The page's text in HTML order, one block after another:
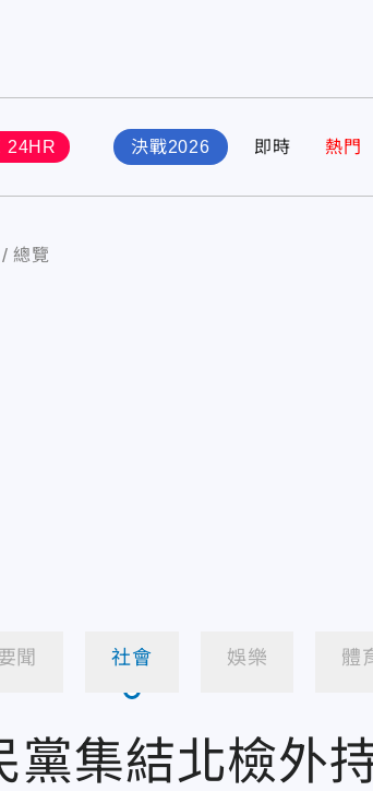
24HR 決戰2026 即時 熱門
總覽
聞 社會 娛樂 體
黨集結北檢外